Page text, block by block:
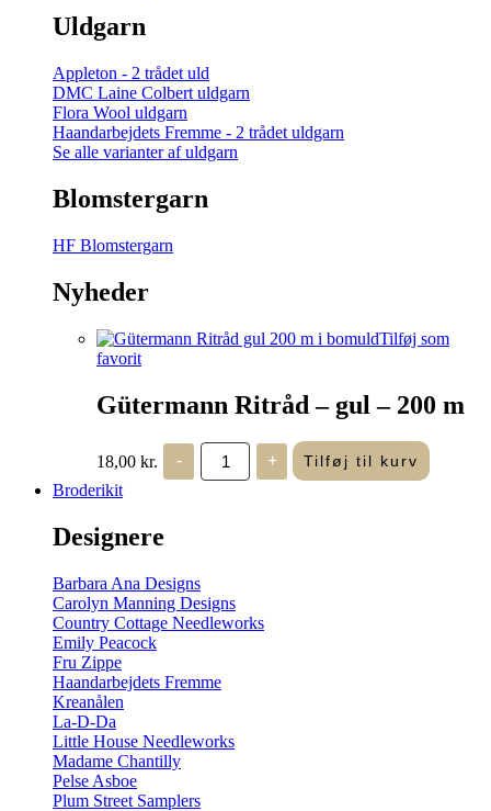
Uldgarn
Appleton - 2 trådet uld
DMC Laine Colbert uldgarn
Flora Wool uldgarn
Haandarbejdets Fremme - 2 trådet uldgarn
Se alle varianter af uldgarn
Blomstergarn
HF Blomstergarn
Nyheder
Tilføj som
favorit
Gütermann Ritråd – gul – 200 m
18,00 kr. -
Gütermann
Ritråd
-
+ Tilføj til kurv
Broderikit
Designere
Barbara Ana Designs
Carolyn Manning Designs
Country Cottage Needleworks
Emily Peacock
Fru Zippe
Haandarbejdets Fremme
Kreanålen
La-D-Da
Little House Needleworks
Madame Chantilly
Pelse Asboe
Plum Street Samplers